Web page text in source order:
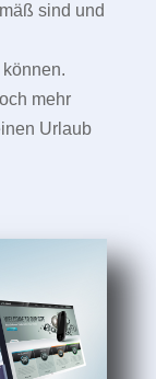
sind und
mehr
Urlaub